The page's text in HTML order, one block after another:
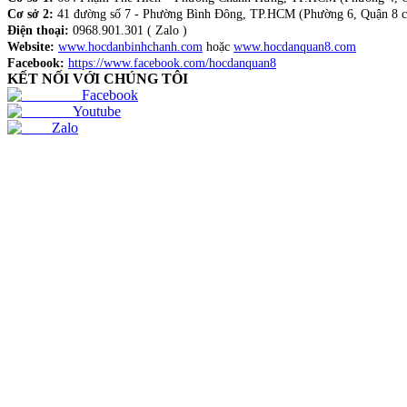
Cơ sở 2: 41 đường số 7 - Phường Bình Đông, TP.HCM (Phường 6, Quận 8
Điện thoại: 0968.901.301 ( Zalo )
Website: www.hocdanbinhchanh.com hoặc www.hocdanquan8.com
Facebook: https://www.facebook.com/hocdanquan8
KẾT NỐI VỚI CHÚNG TÔI
Facebook
Youtube
Zalo